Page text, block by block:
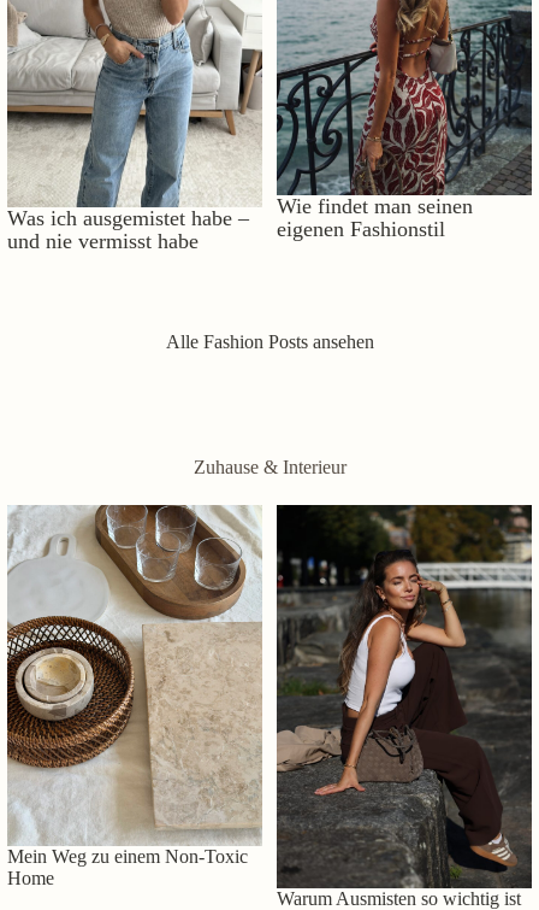
Was ich ausgemistet habe –
und nie vermisst habe
Wie findet man seinen
eigenen Fashionstil
Alle Fashion Posts ansehen
Zuhause & Interieur
Mein Weg zu einem Non-Toxic
Home
Warum Ausmisten so wichtig ist